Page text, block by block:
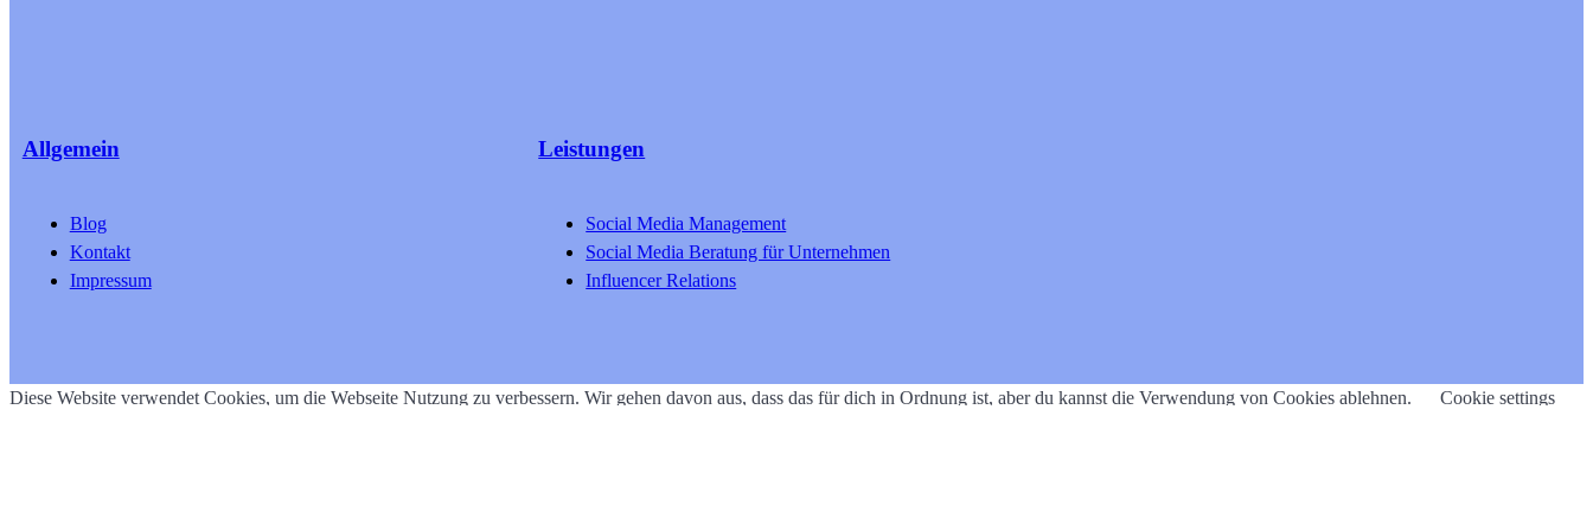
Allgemein
Blog
Kontakt
Impressum
Leistungen
Social Media Management
Social Media Beratung für Unternehmen
Influencer Relations
Diese Website verwendet Cookies, um die Webseite Nutzung zu verbessern. Wir gehen davon aus, dass das für dich in Ordnung ist, aber du kannst die Verwendung von Cookies ablehnen.
Cookie settings